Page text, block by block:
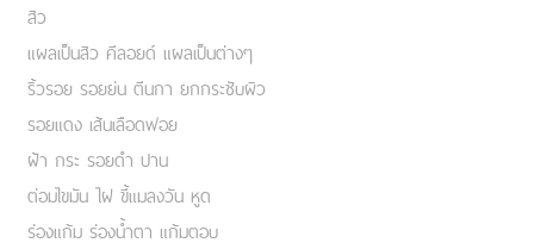
สิว
แผลเป็นสิว คีลอยด์ แผลเป็นต่างๆ
ริ้วรอย รอยย่น ตีนกา ยกกระชับผิว
รอยแดง เส้นเลือดฟอย
ฝ้า กระ รอยดำ ปาน
ต่อมไขมัน ไฝ ขี้แมลงวัน หูด
ร่องแก้ม ร่องน้ำตา แก้มตอบ